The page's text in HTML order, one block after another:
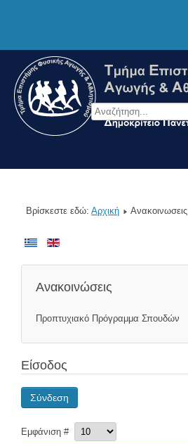
Βρίσκεστε εδώ: Αρχική Ανακοινωσεις
Ανακοινώσεις
Προπτυχιακό Πρόγραμμα Σπουδών
Είσοδος
Σύνδεση
Εμφάνιση #